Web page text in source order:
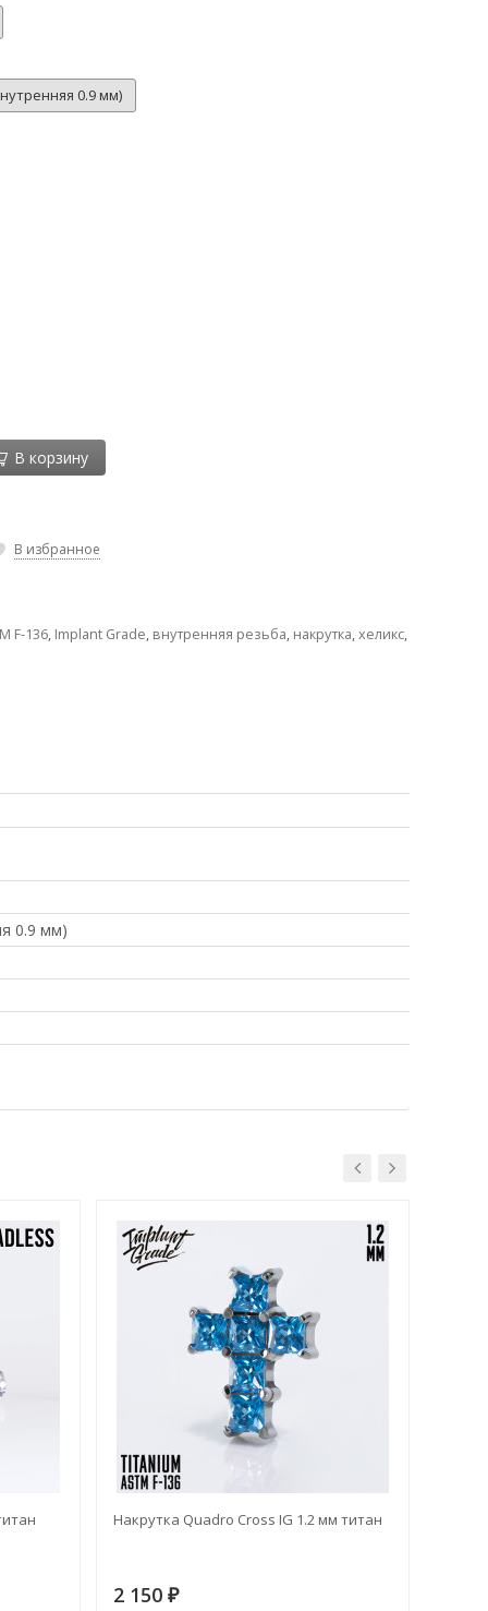
0.9 мм)
В корзину
В избранное
F-136, Implant Grade, внутренняя резьба, накрутка,хеликс,
0.9 мм)
Накрутка Quadro Cross IG 1.2 мм титан
2 150 ₽